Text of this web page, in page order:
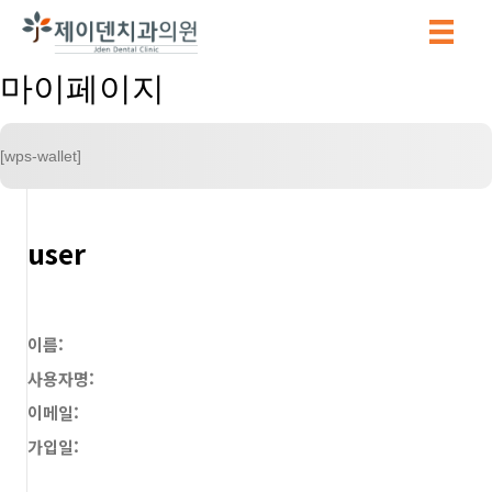
마이페이지
[wps-wallet]
user
이름:
사용자명:
이메일:
가입일: